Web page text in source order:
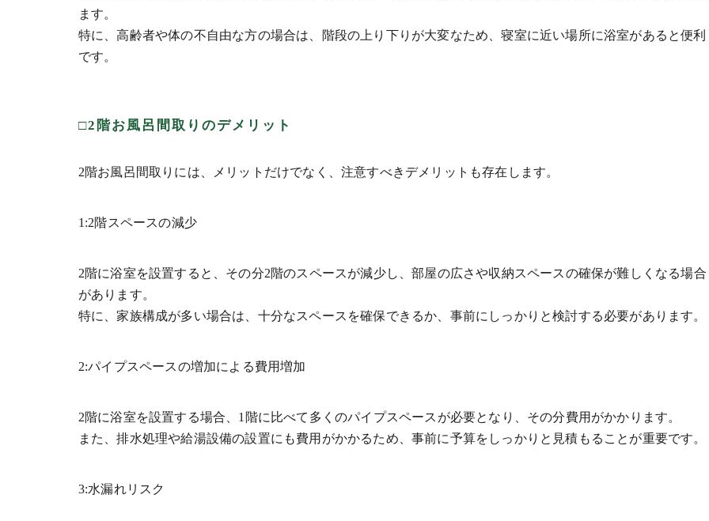
ます。
特に、高齢者や体の不自由な方の場合は、階段の上り下りが大変なため、寝室に近い場所に浴室があると便利
です。
□2階お風呂間取りのデメリット
2階お風呂間取りには、メリットだけでなく、注意すべきデメリットも存在します。
1:2階スペースの減少
2階に浴室を設置すると、その分2階のスペースが減少し、部屋の広さや収納スペースの確保が難しくなる場合
があります。
特に、家族構成が多い場合は、十分なスペースを確保できるか、事前にしっかりと検討する必要があります。
2:パイプスペースの増加による費用増加
2階に浴室を設置する場合、1階に比べて多くのパイプスペースが必要となり、その分費用がかかります。
また、排水処理や給湯設備の設置にも費用がかかるため、事前に予算をしっかりと見積もることが重要です。
3:水漏れリスク